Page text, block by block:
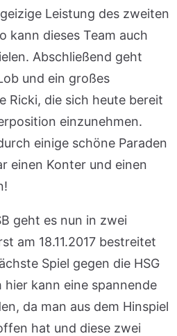
Leistung des zweiten
kann dieses Team auch
Abschließend geht
und ein großes
Ricki, die sich heute bereit
einzunehmen.
einige schöne Paraden
einen Konter und einen
geht es nun in zwei
am 18.11.2017 bestreitet
Spiel gegen die HSG
hier kann eine spannende
da man aus dem Hinspiel
hat und diese zwei